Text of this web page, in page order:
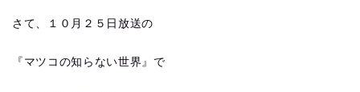
さて、１０月２５日放送の
『マツコの知らない世界』で